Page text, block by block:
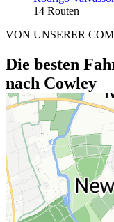
14 Routen
VON UNSERER
Die besten
nach Cowley